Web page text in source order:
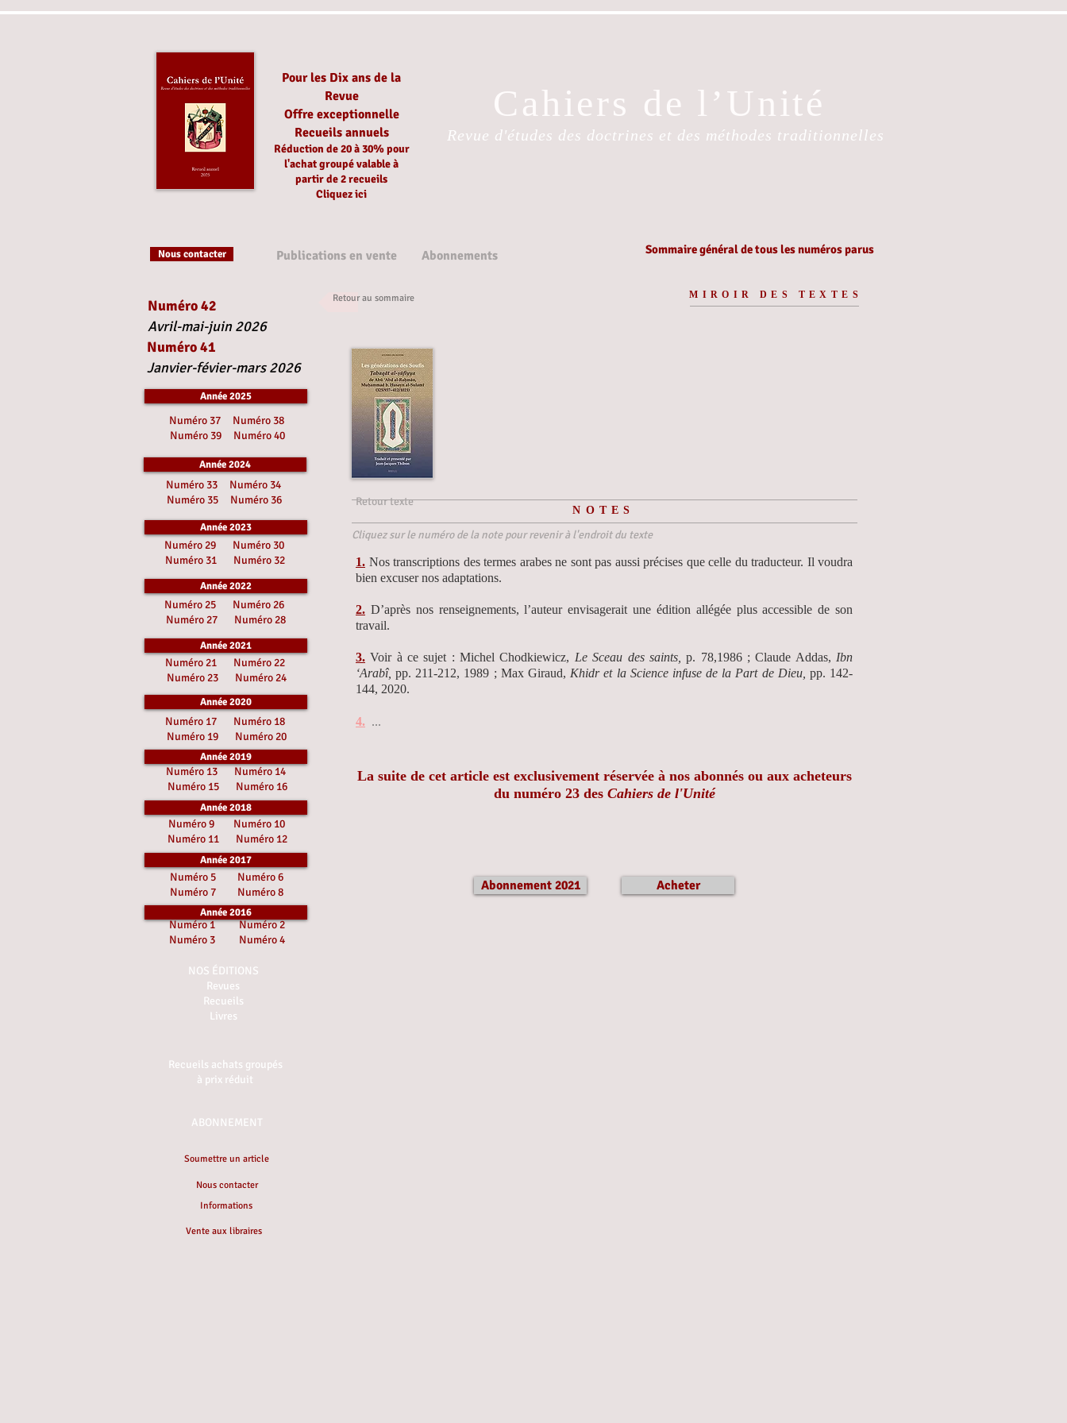
Pour les Dix ans de la
Revue
Offre exceptionnelle
Recueils annuels
Réduction de 20 à 30%pour
l'achat groupévalable à
partirde 2 recueils
Cliquez ici
Revue d'études des doctrines et des méthodes traditionnelles
Cahiers de l’Unité
Nous contacter Publications en vente Abonnements Sommaire général de tous les numéros parus
Retour au sommaire MIROIR DES TEXTES
NOTES
Retour texte
Cliquez sur le numéro de la note pour revenir à l'endroit du texte
1. Nos transcriptions des termes arabes ne sont pas aussi précises que celle du traducteur. Il voudra
bien excuser nos adaptations.
2. D’après nos renseignements, l’auteur envisagerait une édition allégée plus accessible de son
travail.
3. Voir à ce sujet : Michel Chodkiewicz, Le Sceau des saints, p. 78,1986 ; Claude Addas, Ibn
‘Arabî, pp. 211-212, 1989 ; Max Giraud, Khidr et la Science infuse de la Part de Dieu, pp. 142-
144, 2020.
4. ...
La suite de cet article est exclusivement réservée à nos abonnés ou aux acheteurs
du numéro 23 des Cahiers de l'Unité
Abonnement 2021 Acheter
Numéro 42
Avril-mai-juin 2026
Numéro 41
Janvier-févier-mars 2026
Année 2025
Numéro 37
Numéro 38
Numéro 39
Numéro 40
Année 2024
Numéro 33
Numéro 34
Numéro 35
Numéro 36
Année 2023
Numéro 29
Numéro 30
Numéro 31
Numéro 32
Année 2022
Numéro 25
Numéro 26
Numéro 27
Numéro 28
Année 2021
Numéro 21
Numéro 22
Numéro 23
Numéro 24
Année 2020
Numéro 17 Numéro 18
Numéro 19 Numéro 20
Année 2019
Numéro 13 Numéro 14
Numéro 15 Numéro 16
Année 2018
Numéro 9 Numéro 10
Numéro 11 Numéro 12
Année 2017
Numéro 5 Numéro 6
Numéro 7 Numéro 8
Année 2016
Numéro 1Numéro 2
Numéro 3 Numéro 4
NOS ÉDITIONS
Revues
Recueils
Livres
Recueils achats groupés
à prix réduit
ABONNEMENT
Soumettre un article
Nous contacter
Informations
Vente aux libraires